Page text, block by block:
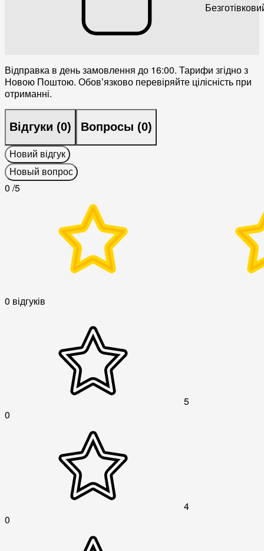
Відправка в день замовлення до 16:00. Тарифи згідно з
Новою Поштою. Обовʼязково перевіряйте цілісність при
отриманні.
Відгуки (0) Вопросы (0)
Новий відгук
Новый вопрос
0 /5
0 відгуків
5
0
4
0